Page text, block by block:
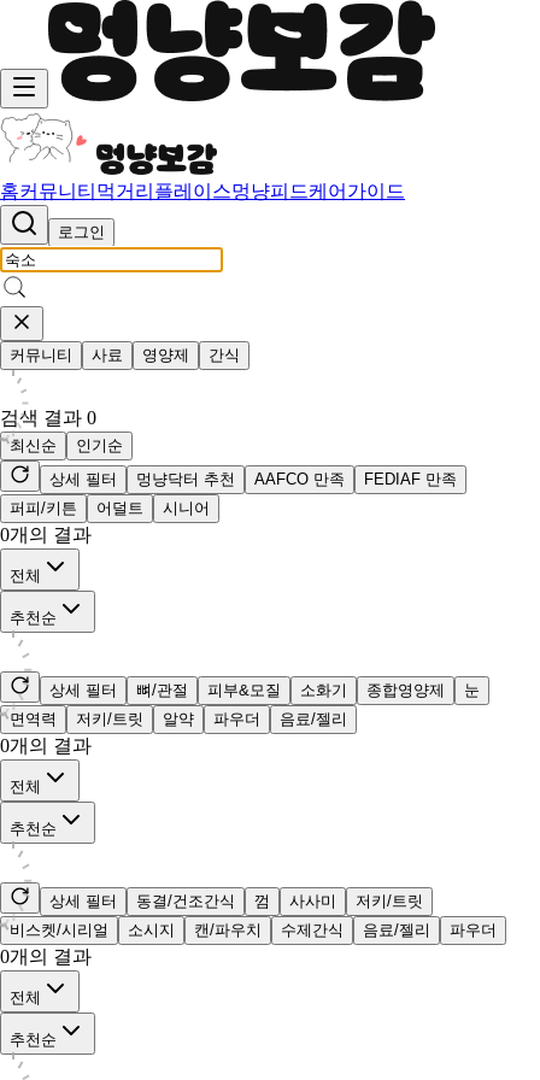
홈커뮤니티 먹거리 플레이스멍냥피드케어가이드
로그인
커뮤니티 사료 영양제 간식
검색 결과 0
최신순
인기순
상세 필터
멍냥닥터 추천 AAFCO 만족
FEDIAF 만족
퍼피/키튼
어덜트 시니어
0개의 결과
전체
추천순
상세 필터 뼈/관절 피부&모질 소화기 종합영양제
눈
면역력
저키/트릿 알약 파우더 음료/젤리
0개의 결과
전체
추천순
상세 필터 동결/건조간식 껌 사사미
저키/트릿
비스켓/시리얼
소시지 캔/파우치 수제간식 음료/젤리 파우더
0개의 결과
전체
추천순